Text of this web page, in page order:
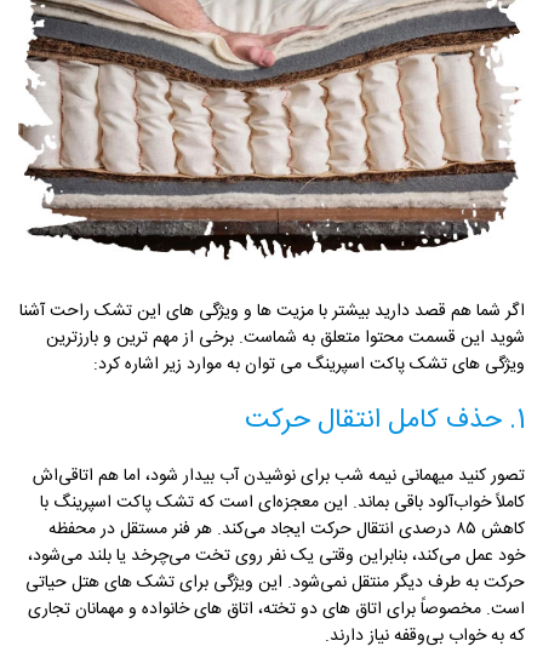
اگر شما هم قصد دارید بیشتر با مزیت ها و ویژگی های این تشک راحت آشنا
شوید این قسمت محتوا متعلق به شماست. برخی از مهم ترین و بارزترین
ویژگی های تشک پاکت اسپرینگ می توان به موارد زیر اشاره کرد:
1. حذف کامل انتقال حرکت
تصور کنید میهمانی نیمه شب برای نوشیدن آب بیدار شود، اما هم‌ اتاقی‌اش
کاملاً خواب‌آلود باقی بماند. این معجزه‌ای است که تشک پاکت اسپرینگ با
کاهش ۸۵ درصدی انتقال حرکت ایجاد می‌کند. هر فنر مستقل در محفظه
خود عمل می‌کند، بنابراین وقتی یک نفر روی تخت می‌چرخد یا بلند می‌شود،
حرکت به طرف دیگر منتقل نمی‌شود. این ویژگی برای تشک های هتل حیاتی
است. مخصوصاً برای اتاق های دو تخته، اتاق های خانواده و مهمانان تجاری
که به خواب بی‌وقفه نیاز دارند.